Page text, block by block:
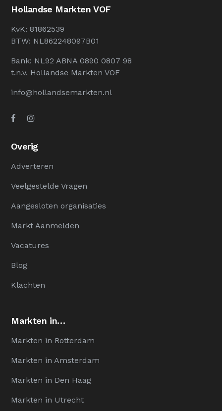
Hollandse Markten VOF
KvK: 81862539
BTW: NL862248097B01
Bank: NL92 ABNA 0890 0807 98
t.n.v. Hollandse Markten VOF
info@hollandsemarkten.nl
Overig
Adverteren
Veelgestelde Vragen
Aangesloten organisaties
Markt Aanmelden
Vacatures
Blog
Klachten
Markten in…
Markten in Rotterdam
Markten in Amsterdam
Markten in Den Haag
Markten in Utrecht